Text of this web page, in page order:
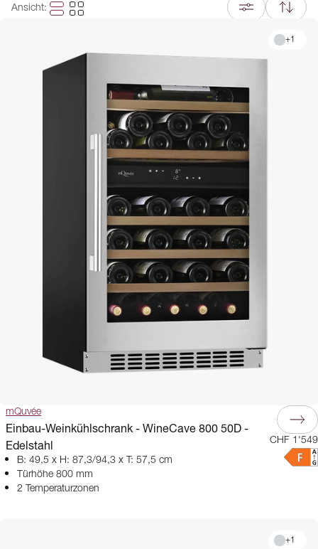
Küchenplanung und gleichzeitig ausreichend Platz für eine grössere
Anzahl an Flaschen – perfekt für Weinliebhaber, die Wert auf eine
Falls Sie nach einer klassischen Standardbreite suchen, finden Sie in
Breite. Für die Langzeitlagerung empfehlen wir unsere
Weinklimaschränke, die optimale Bedingungen für die Reifung Ihrer
Weine schaffen. Sollten Sie sich unsicher sein, welches Modell am
besten zu Ihren Bedürfnissen passt, steht Ihnen unser
Team
gerne beratend zur Seite.
Ansicht:
+1
mQuvée
Einbau-Weinkühlschrank - WineCave 800 50D -
Edelstahl
B: 49,5 x H: 87,3/94,3 x T: 57,5 cm
Türhöhe 800 mm
2 Temperaturzonen
CHF 1'549
+1